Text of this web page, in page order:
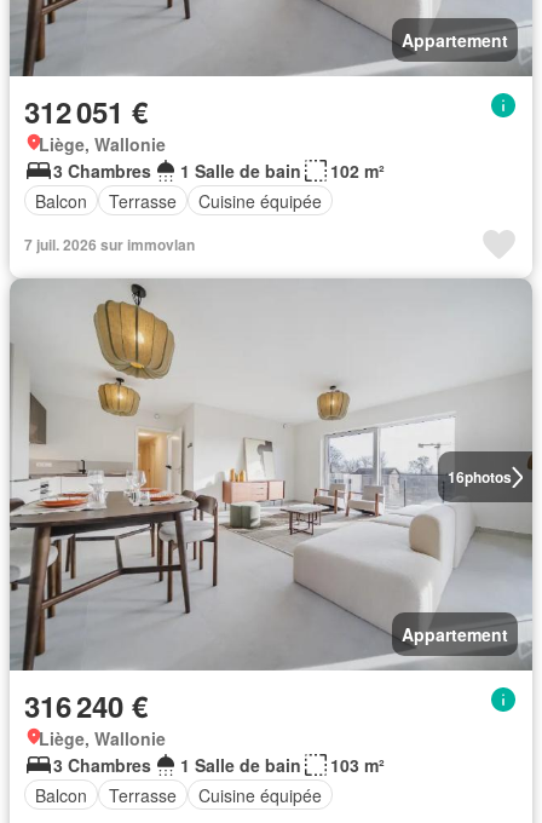
Appartement
312 051 €
Liège, Wallonie
3 Chambres
1 Salle de bain
102 m²
Balcon
Terrasse Cuisine équipée
7 juil. 2026 sur immovlan
16photos
Appartement
316 240 €
Liège, Wallonie
3 Chambres
1 Salle de bain
103 m²
Balcon
Terrasse Cuisine équipée